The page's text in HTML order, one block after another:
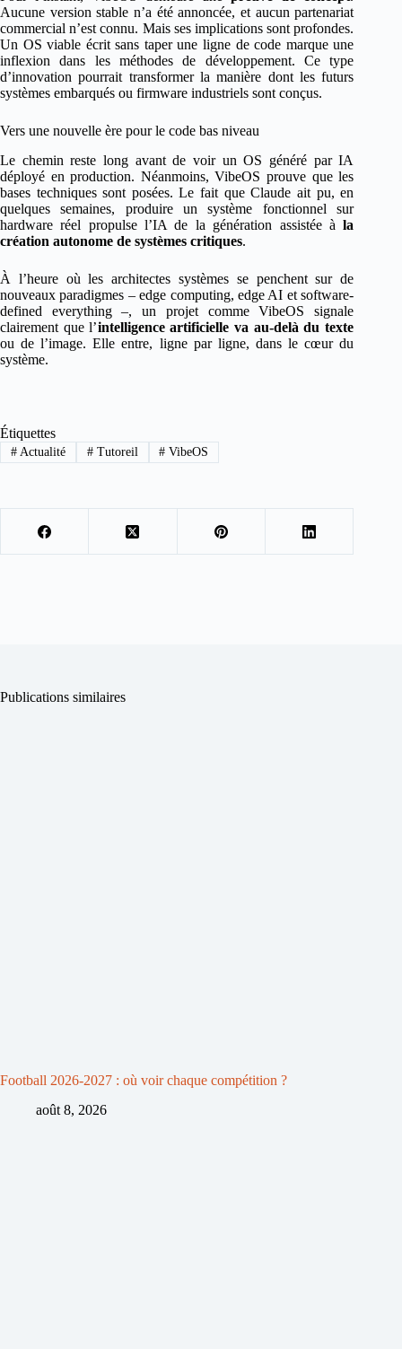
Aucune version stable n’a été annoncée, et aucun partenariat
commercial n’est connu. Mais ses implications sont profondes.
Un OS viable écrit sans taper une ligne de code marque une
inflexion dans les méthodes de développement. Ce type
d’innovation pourrait transformer la manière dont les futurs
systèmes embarqués ou firmware industriels sont conçus.
Vers une nouvelle ère pour le code bas niveau
Le chemin reste long avant de voir un OS généré par IA
déployé en production. Néanmoins, VibeOS prouve que les
bases techniques sont posées. Le fait que Claude ait pu, en
quelques semaines, produire un système fonctionnel sur
hardware réel propulse l’IA de la génération assistée àla
création autonome de systèmes critiques.
À l’heure où les architectes systèmes se penchent sur de
nouveaux paradigmes – edge computing, edge AI et software-
defined everything –, un projet comme VibeOS signale
clairement que l’intelligence artificielle va au-delà du texte
ou de l’image. Elle entre, ligne par ligne, dans le cœur du
système.
Étiquettes
#Actualité #Tutoreil # VibeOS
Publications similaires
Football 2026-2027 : où voir chaque compétition ?
août 8, 2026